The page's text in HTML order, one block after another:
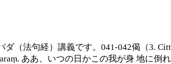
法句経）講義です。041-042偈（3.
ああ、いつの日かこの我が身 地